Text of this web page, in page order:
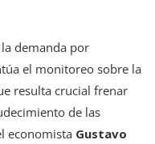
demanda por
el monitoreo sobre la
resulta crucial frenar
de las
economista Gustavo